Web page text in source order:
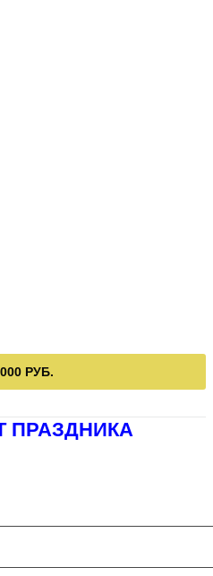
РУБ.
ПРАЗДНИКА